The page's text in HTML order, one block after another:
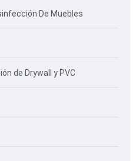
De Muebles
de Drywall y PVC